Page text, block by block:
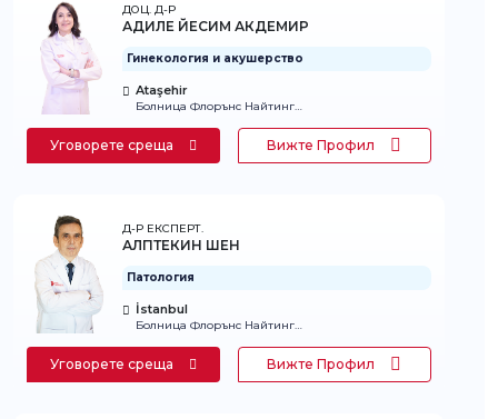
ДОЦ. Д-Р
АДИЛЕ ЙЕСИМ АКДЕМИР
Гинекология и акушерство
Ataşehir
Болница Флорънс Найтингейл
Уговорете среща Вижте Профил
Д-Р ЕКСПЕРТ.
АЛПТЕКИН ШЕН
Патология
İstanbul
Болница Флорънс Найтингейл
Уговорете среща Вижте Профил